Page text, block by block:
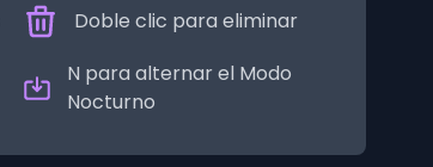
Doble clic para eliminar
N para alternar el Modo
Nocturno